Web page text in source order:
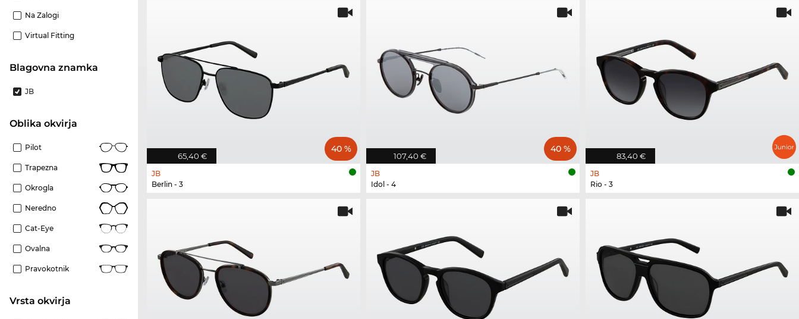
Na Zalogi
Virtual Fitting
Blagovna znamka
JB
Oblika okvirja
Pilot
Trapezna
Okrogla
Neredno
Cat-Eye
Ovalna
Pravokotnik
Vrsta okvirja
65,40 €
40 %
JB
Berlin - 3
107,40 €
40 %
JB
Idol - 4
83,40 €
JB
Rio - 3